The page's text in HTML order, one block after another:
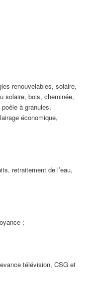
renouvelables, solaire,
solaire, bois, cheminée,
à granules,
économique,
retraitement de l’eau,
;
télévision, CSG et